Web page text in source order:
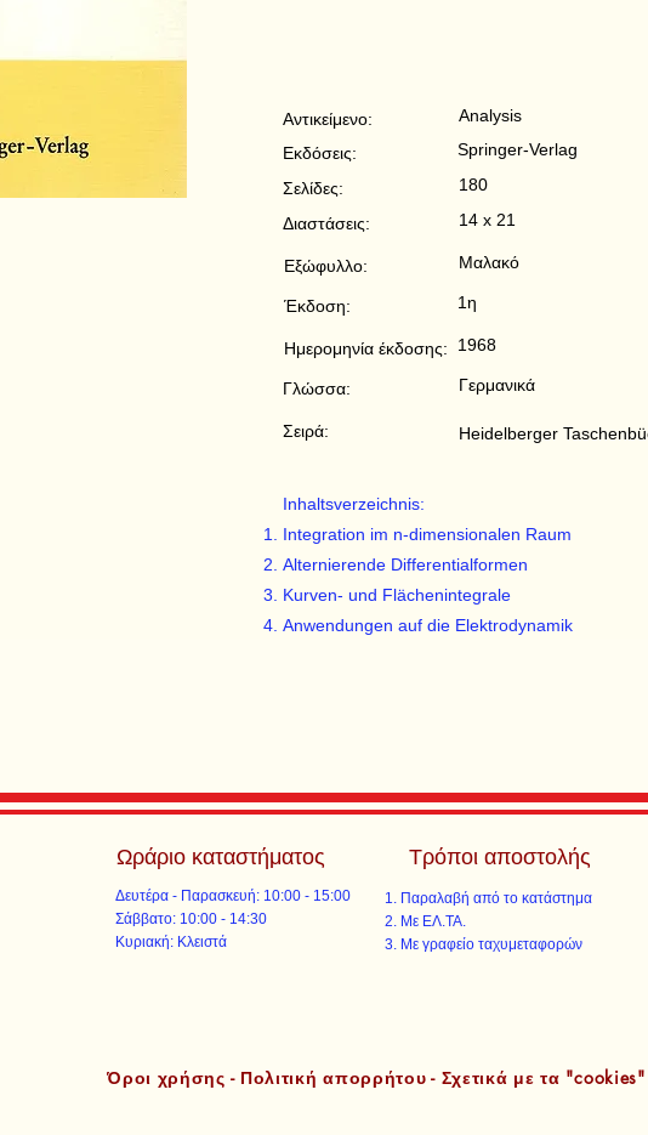
Αντικείμενο:
Εκδόσεις:
Σελίδες:
Διαστάσεις:
Εξώφυλλο:
Έκδοση:
Ημερομηνία έκδοσης:
Γλώσσα:
Σειρά:
Analysis
Springer-Verlag
180
14 x 21
Μαλακό
1η
1968
Γερμανικά
Heidelberger
Inhaltsverzeichnis:
Integration im n-dimensionalen Raum
Alternierende Differentialformen
Kurven- und Flächenintegrale
Anwendungen auf die Elektrodynamik
Ωράριο καταστήματος
Δευτέρα - Παρασκευή: 10:00 - 15:00
​​Σάββατο: 10:00 - 14:30
​Κυριακή: Κλειστά
Τρόποι αποστολής
Παραλαβή από το κατάστημα
Με ΕΛ.ΤΑ.​​
Με γραφείο ταχυμεταφορών​
Όροι χρήσης - Πολιτική απορρήτου - Σχετικά με τα "cookies"